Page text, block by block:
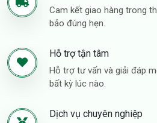
Cam kết giao hàng trong
bảo đúng hẹn.
Hỗ trợ tận tâm
Hỗ trợ tư vấn và giải đáp
bất kỳ lúc nào.
Dịch vụ chuyên nghiệp